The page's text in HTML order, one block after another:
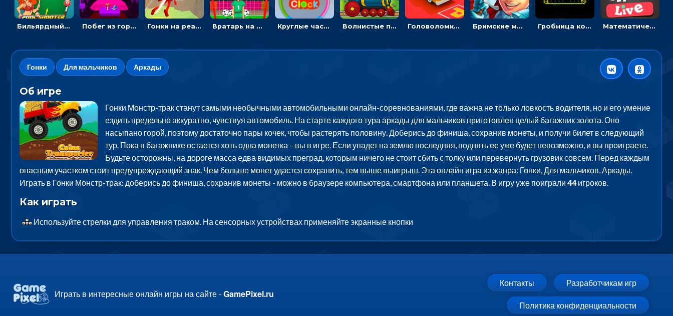
Бильярдный пул: стрелять шариками, чтобы взрывать одинаковые Побег из горной деревни: решай головоломки, чтобы открыть ворота Гонки на реактивном ранце: избегать преград, чтобы лететь к финишу Вратарь на футбольном поле: тапай, чтобы отбивать мячи в воротах ногами и руками - спортивные Круглые часы: ловить цветную стрелку в одинаковом участке циферблата Волнистые пазлы с транспортом: собирай картинку из частей Головоломка Парк-стоянка: рисовать линии, чтобы парковать машины Бримские мечи: бежать через преграды, бить врагов и собирать монеты Гробница кота: искать выход в лабиринте, собирая золото Математическая викторина мультиплеер: решать примеры на время
Гонки Для мальчиков Аркады
Об игре
Гонки Монстр-трак станут самыми необычными автомобильными онлайн-соревнованиями, где важна не только ловкость водителя, но и его умение
ездить предельно аккуратно, чувствуя автомобиль. На старте каждого тура аркады для мальчиков приготовлен целый багажник золота. Оно
насыпано горой, поэтому достаточно пары кочек, чтобы растерять половину. Доберись до финиша, сохранив монеты, и получи билет в следующий
тур. Пока в багажнике остается хоть одна монетка – вы в игре. Если упадет на землю последняя, поднять ее уже будет невозможно, и вы проиграете.
Будьте осторожны, на дороге масса едва видимых преград, которым ничего не стоит сбить с толку или перевернуть грузовик совсем. Перед каждым
опасным участком стоит предупреждающий знак. Чем больше монет удастся сохранить, тем выше выигрыш. Эта онлайн игра из жанра: Гонки, Для мальчиков, Аркады.
Играть в Гонки Монстр-трак: доберись до финиша, сохранив монеты - можно в браузере компьютера, смартфона или планшета. В игру уже поиграли 44игроков.
Как играть
Используйте стрелки для управления траком. На сенсорных устройствах применяйте экранные кнопки
Играть в интересные онлайн игры на сайте -GamePixel.ru
Контакты Разработчикам игр
Политика конфиденциальности